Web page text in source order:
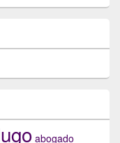
abogado